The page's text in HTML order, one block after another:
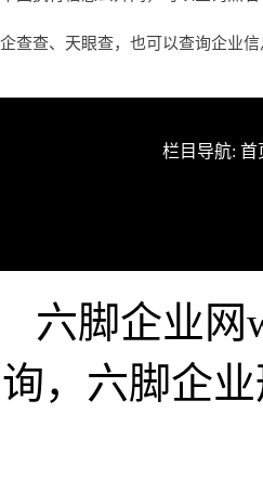
企查查、天眼查，也可以查询企业信
栏目导航: 首
六脚企业网
询，六脚企